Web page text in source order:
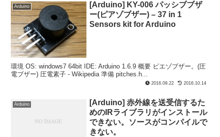
Arduino
[Arduino] KY-006 パッシブブザ
ー(ピアゾブザー) – 37 in 1
Sensors kit for Arduino
環境 OS: windows7 64bit IDE: Arduino 1.6.9 概要 ピエゾブザー。(圧
電ブザー) 圧電素子 - Wikipedia 準備 pitches.h...
2016.09.22 2016.10.14
Arduino
[Arduino] 赤外線を送受信するた
めのIRライブラリがインストール
できない。ソースがコンパイルで
きない。